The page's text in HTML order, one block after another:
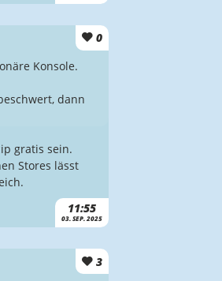
0
11:55
03. SEP. 2025
Konsole.
dann
gratis sein.
Stores lässt
3